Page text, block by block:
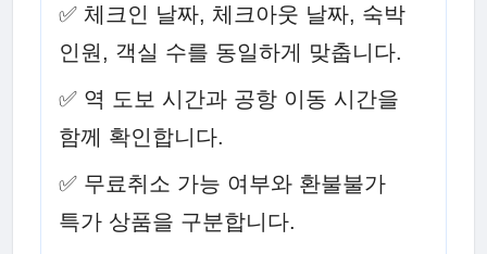
✅ 체크인 날짜, 체크아웃 날짜, 숙박
인원, 객실 수를 동일하게 맞춥니다.
✅ 역 도보 시간과 공항 이동 시간을
함께 확인합니다.
✅ 무료취소 가능 여부와 환불불가
특가 상품을 구분합니다.